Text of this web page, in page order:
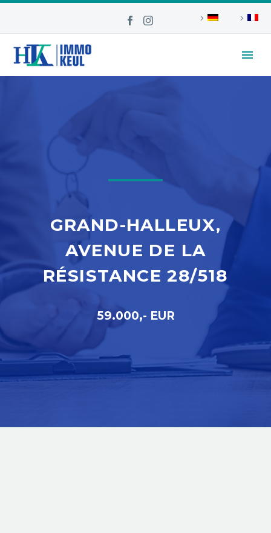
GRAND-HALLEUX,
AVENUE DE LA
RÉSISTANCE 28/518
59.000,- EUR